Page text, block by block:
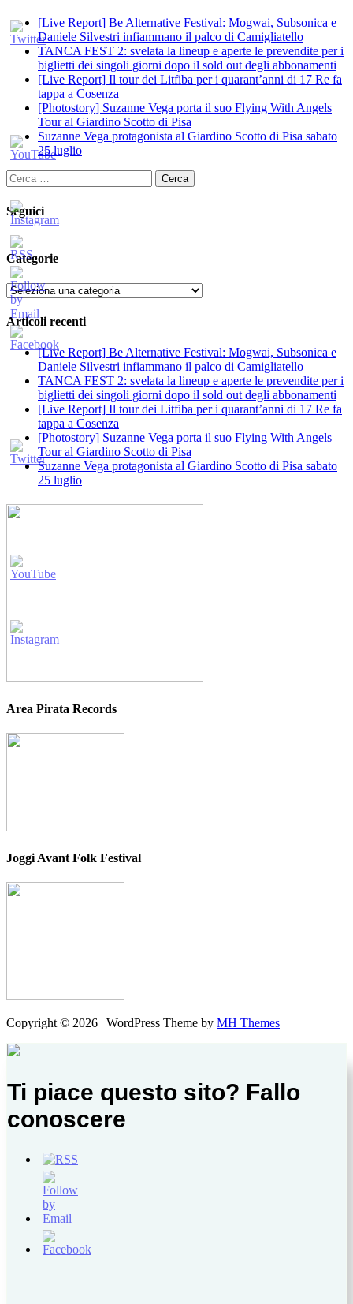
[Live Report] Be Alternative Festival: Mogwai, Subsonica e
Daniele Silvestri infiammano il palco di Camigliatello
TANCA FEST 2: svelata la lineup e aperte le prevendite per i
biglietti dei singoli giorni dopo il sold out degli abbonamenti
[Live Report] Il tour dei Litfiba per i quarant’anni di 17 Re fa
tappa a Cosenza
[Photostory] Suzanne Vega porta il suo Flying With Angels
Tour al Giardino Scotto di Pisa
Suzanne Vega protagonista al Giardino Scotto di Pisa sabato
25 luglio
Ricerca
per:
Seguici
Categorie
Categorie
Articoli recenti
[Live Report] Be Alternative Festival: Mogwai, Subsonica e
Daniele Silvestri infiammano il palco di Camigliatello
TANCA FEST 2: svelata la lineup e aperte le prevendite per i
biglietti dei singoli giorni dopo il sold out degli abbonamenti
[Live Report] Il tour dei Litfiba per i quarant’anni di 17 Re fa
tappa a Cosenza
[Photostory] Suzanne Vega porta il suo Flying With Angels
Tour al Giardino Scotto di Pisa
Suzanne Vega protagonista al Giardino Scotto di Pisa sabato
25 luglio
Area Pirata Records
Joggi Avant Folk Festival
Copyright © 2026 | WordPress Theme by MH Themes
Ti piace questo sito? Fallo
conoscere